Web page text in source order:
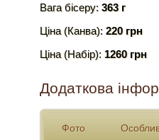
Вага бісеру: 363 г
Ціна (Канва): 220 грн
Ціна (Набір): 1260 грн
Додаткова
Фото